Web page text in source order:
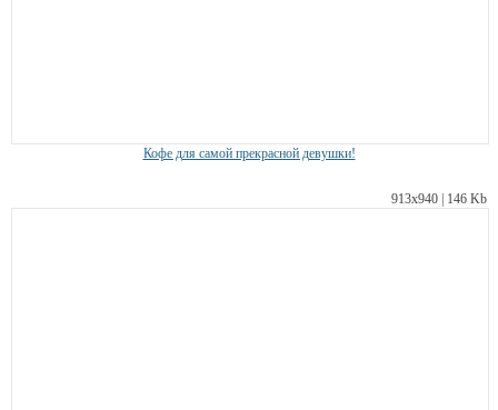
Кофе для самой прекрасной девушки!
913х940 | 146 Kb